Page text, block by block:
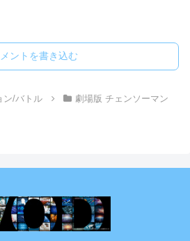
ントを書き込む
ン/バトル
劇場版 チェンソーマン